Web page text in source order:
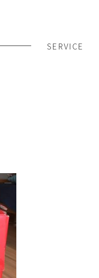
SERVICE